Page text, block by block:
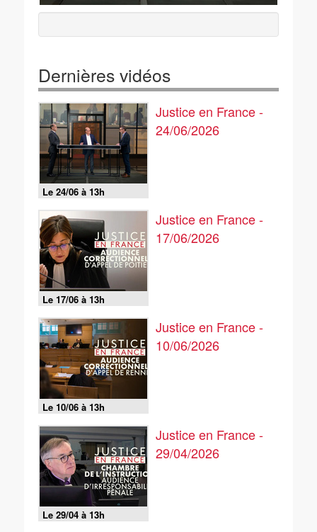
Dernières vidéos
Le 24/06 à 13h
Justice en France -
24/06/2026
Le 17/06 à 13h
Justice en France -
17/06/2026
Le 10/06 à 13h
Justice en France -
10/06/2026
Le 29/04 à 13h
Justice en France -
29/04/2026